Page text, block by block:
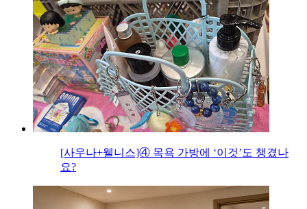
[사우나+웰니스]④ 목욕 가방에 ‘이것’도 챙겼나
요?